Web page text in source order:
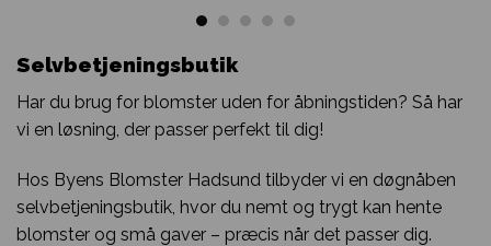
Selvbetjeningsbutik
Har du brug for blomster uden for åbningstiden? Så har
vi en løsning, der passer perfekt til dig!
Hos Byens Blomster Hadsund tilbyder vi en døgnåben
selvbetjeningsbutik, hvor du nemt og trygt kan hente
blomster og små gaver – præcis når det passer dig.